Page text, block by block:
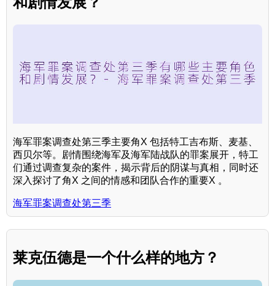
海军罪案调查处第三季主要角X 包括特工吉布斯、麦基、
西贝尔等。剧情围绕海军及海军陆战队的罪案展开，特工
们通过调查复杂的案件，揭示背后的阴谋与真相，同时还
深入探讨了角X 之间的情感和团队合作的重要X 。
海军罪案调查处第三季
莱克伍德是一个什么样的地方？